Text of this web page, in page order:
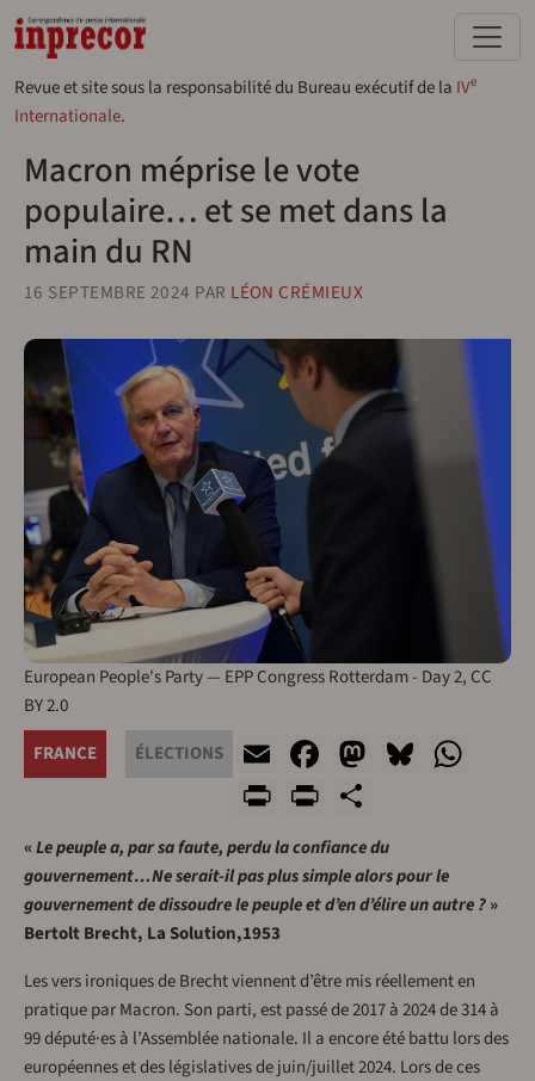
Aller au contenu principal
Revue et site sous la responsabilité du Bureau exécutif de la IVe
Internationale.
Macron méprise le vote
populaire… et se met dans la
main du RN
16 SEPTEMBRE 2024 PAR LÉON CRÉMIEUX
European People's Party — EPP Congress Rotterdam - Day 2, CC
BY 2.0
FRANCE
ÉLECTIONS EmailFacebook
Mastodon
PrintPrintFriendly
«Le peuple a, par sa faute, perdu la confiance du
gouvernement…Ne serait-il pas plus simple alors pour le
gouvernement de dissoudre le peuple et d’en d’élire un autre ?»
Bertolt Brecht, La Solution,1953
Les vers ironiques de Brecht viennent d’être mis réellement en
pratique par Macron. Son parti, est passé de 2017 à 2024 de 314 à
99 député·es à l’Assemblée nationale. Il a encore été battu lors des
européennes et des législatives de juin/juillet 2024. Lors de ces